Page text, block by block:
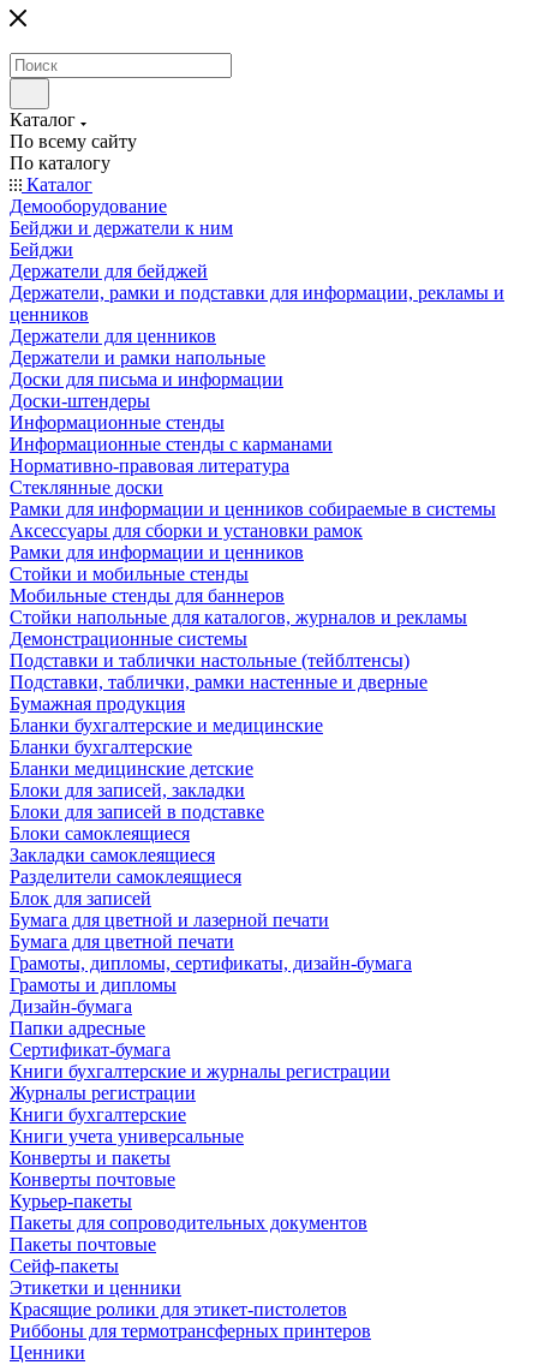
Каталог
По всему сайту
По каталогу
Каталог
Демооборудование
Бейджи и держатели к ним
Бейджи
Держатели для бейджей
Держатели, рамки и подставки для информации, рекламы и
ценников
Держатели для ценников
Держатели и рамки напольные
Доски для письма и информации
Доски-штендеры
Информационные стенды
Информационные стенды с карманами
Нормативно-правовая литература
Стеклянные доски
Рамки для информации и ценников собираемые в системы
Аксессуары для сборки и установки рамок
Рамки для информации и ценников
Стойки и мобильные стенды
Мобильные стенды для баннеров
Стойки напольные для каталогов, журналов и рекламы
Демонстрационные системы
Подставки и таблички настольные (тейблтенсы)
Подставки, таблички, рамки настенные и дверные
Бумажная продукция
Бланки бухгалтерские и медицинские
Бланки бухгалтерские
Бланки медицинские детские
Блоки для записей, закладки
Блоки для записей в подставке
Блоки самоклеящиеся
Закладки самоклеящиеся
Разделители самоклеящиеся
Блок для записей
Бумага для цветной и лазерной печати
Бумага для цветной печати
Грамоты, дипломы, сертификаты, дизайн-бумага
Грамоты и дипломы
Дизайн-бумага
Папки адресные
Сертификат-бумага
Книги бухгалтерские и журналы регистрации
Журналы регистрации
Книги бухгалтерские
Книги учета универсальные
Конверты и пакеты
Конверты почтовые
Курьер-пакеты
Пакеты для сопроводительных документов
Пакеты почтовые
Сейф-пакеты
Этикетки и ценники
Красящие ролики для этикет-пистолетов
Риббоны для термотрансферных принтеров
Ценники